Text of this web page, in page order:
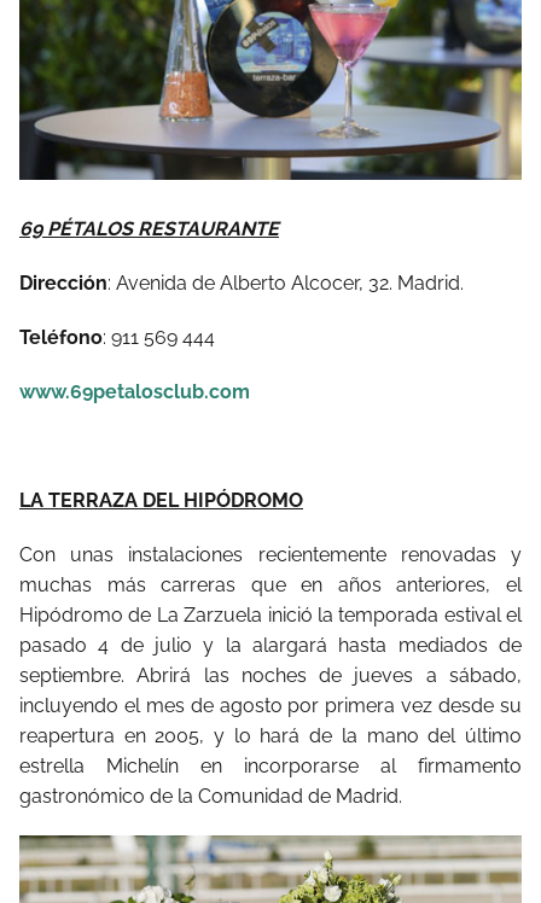
69 PÉTALOS RESTAURANTE
Dirección: Avenida de Alberto Alcocer, 32. Madrid.
Teléfono: 911 569 444
www.69petalosclub.com
LA TERRAZA DEL HIPÓDROMO
Con unas instalaciones recientemente renovadas y
muchas más carreras que en años anteriores, el
Hipódromo de La Zarzuela inició la temporada estival el
pasado 4 de julio y la alargará hasta mediados de
septiembre. Abrirá las noches de jueves a sábado,
incluyendo el mes de agosto por primera vez desde su
reapertura en 2005, y lo hará de la mano del último
estrella Michelín en incorporarse al firmamento
gastronómico de la Comunidad de Madrid.